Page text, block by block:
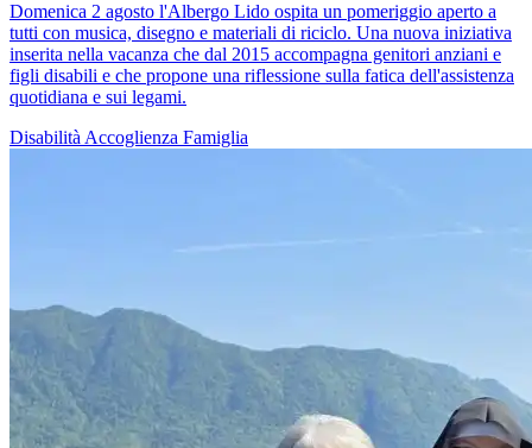
Domenica 2 agosto l'Albergo Lido ospita un pomeriggio aperto a
tutti con musica, disegno e materiali di riciclo. Una nuova iniziativa
inserita nella vacanza che dal 2015 accompagna genitori anziani e
figli disabili e che propone una riflessione sulla fatica dell'assistenza
quotidiana e sui legami.
Disabilità Accoglienza Famiglia